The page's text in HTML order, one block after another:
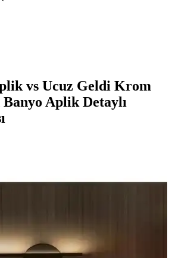
vs Ucuz Geldi Krom
Aplik Detaylı